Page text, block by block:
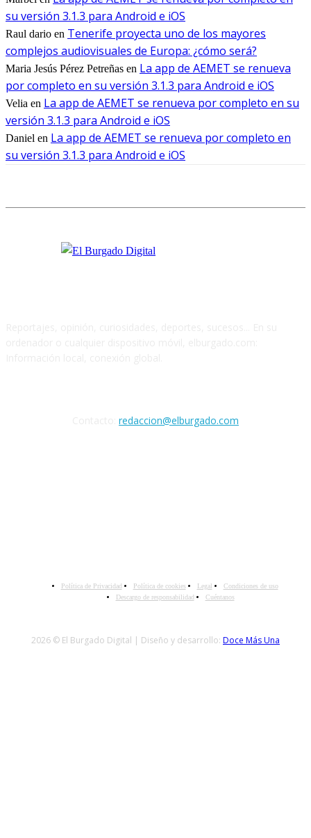
su versión 3.1.3 para Android e iOS
Raul dario en Tenerife proyecta uno de los mayores
complejos audiovisuales de Europa: ¿cómo será?
Maria Jesús Pérez Petreñas en La app de AEMET se renueva
por completo en su versión 3.1.3 para Android e iOS
Velia en La app de AEMET se renueva por completo en su
versión 3.1.3 para Android e iOS
Daniel en La app de AEMET se renueva por completo en
su versión 3.1.3 para Android e iOS
redaccion@elburgado.com
Política de Privacidad Política de cookies Legal
Condiciones de uso
Descargo de responsabilidad
Cuéntanos
2026 © El Burgado Digital | Diseño y desarrollo: Doce Más Una